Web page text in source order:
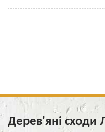
Дерев'яні сходи